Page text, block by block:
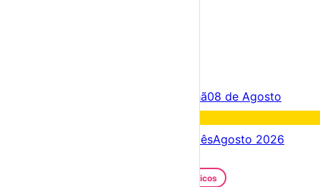
Amanhã08 de Agosto
Este mêsAgosto 2026
Festivais Gastronómicos